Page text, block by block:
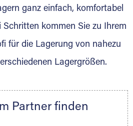
auf Traditionen aus. Mit
geschulten und
halten wir in unseren
ganz einfach, komfortabel
Schritten kommen Sie zu Ihrem
für die Lagerung von nahezu
Lagergrößen.
Partner finden